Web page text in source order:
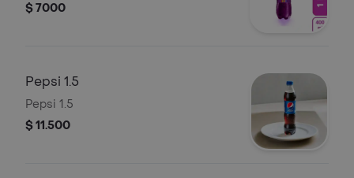
$ 7000
Pepsi 1.5
Pepsi 1.5
$ 11.500